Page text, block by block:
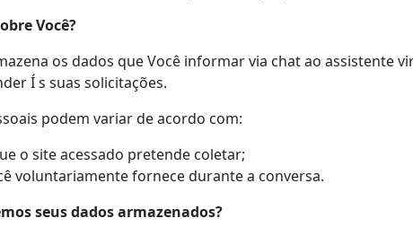
Você?
os dados que Você informar via chat ao assistente
Í s suas solicitações.
podem variar de acordo com:
o site acessado pretende coletar;
voluntariamente fornece durante a conversa.
seus dados armazenados?